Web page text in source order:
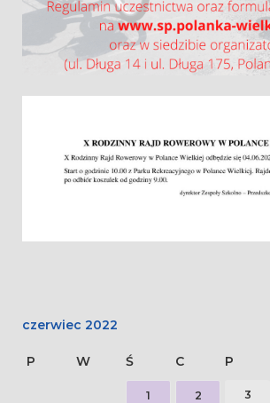
czerwiec 2022
P W Ś C P
1 2 3